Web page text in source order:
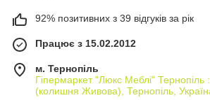
92% позитивних з 39 відгуків за рік
Працює з 15.02.2012
м. Тернопіль
Гіпермаркет "Люкс Меблі" Тернопіль
(колишня Живова), Тернопіль,